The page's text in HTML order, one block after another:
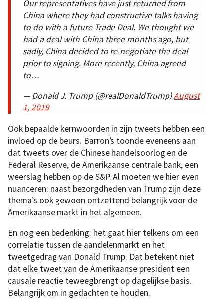
Our representatives have just returned from
China where they had constructive talks having
to do with a future Trade Deal. We thought we
had a deal with China three months ago, but
sadly, China decided to re-negotiate the deal
prior to signing. More recently, China agreed
to…
— Donald J. Trump (@realDonaldTrump)August
1, 2019
Ook bepaalde kernwoorden in zijn tweets hebben een
invloed op de beurs. Barron’s toonde eveneens aan
dat tweets over de Chinese handelsoorlog en de
Federal Reserve, de Amerikaanse centrale bank, een
weerslag hebben op de S&P. Al moeten we hier even
nuanceren: naast bezorgdheden van Trump zijn deze
thema’s ook gewoon ontzettend belangrijk voor de
Amerikaanse markt in het algemeen.
En nog een bedenking: het gaat hier telkens om een
correlatie tussen de aandelenmarkt en het
tweetgedrag van Donald Trump. Dat betekent niet
dat elke tweet van de Amerikaanse president een
causale reactie teweegbrengt op dagelijkse basis.
Belangrijk om in gedachten te houden.